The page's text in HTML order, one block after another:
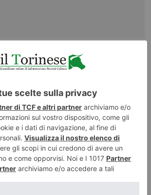
per il nostro cane